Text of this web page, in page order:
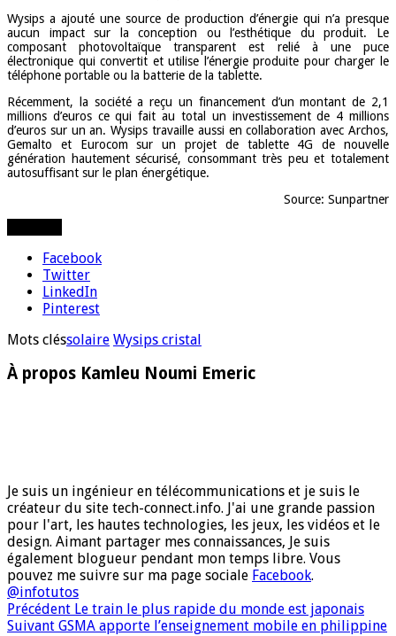
Wysips a ajouté une source de production d’énergie qui n’a presque
aucun impact sur la conception ou l’esthétique du produit. Le
composant photovoltaïque transparent est relié à une puce
électronique qui convertit et utilise l’énergie produite pour charger le
téléphone portable ou la batterie de la tablette.
Récemment, la société a reçu un financement d’un montant de 2,1
millions d’euros ce qui fait au total un investissement de 4 millions
d’euros sur un an. Wysips travaille aussi en collaboration avec Archos,
Gemalto et Eurocom sur un projet de tablette 4G de nouvelle
génération hautement sécurisé, consommant très peu et totalement
autosuffisant sur le plan énergétique.
Source: Sunpartner
Facebook
Twitter
LinkedIn
Pinterest
Mots cléssolaire Wysips cristal
À propos Kamleu Noumi Emeric
Je suis un ingénieur en télécommunications et je suis le
créateur du site tech-connect.info. J'ai une grande passion
pour l'art, les hautes technologies, les jeux, les vidéos et le
design. Aimant partager mes connaissances, Je suis
également blogueur pendant mon temps libre. Vous
pouvez me suivre sur ma page sociale Facebook.
@infotutos
Précédent Le train le plus rapide du monde est japonais
Suivant GSMA apporte l’enseignement mobile en philippine